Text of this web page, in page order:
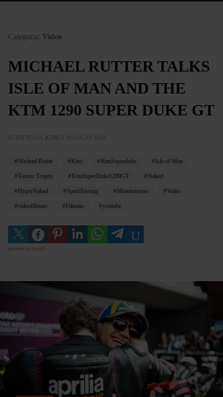
Categoria: Video
MICHAEL RUTTER TALKS
ISLE OF MAN AND THE
KTM 1290 SUPER DUKE GT
SCRITTO DA KTM 11 MAGGIO 2019
Michael Rutter Ktm KtmSuperduke Isle of Man
Tourist Trophy KtmSuperDuke1290GT Naked
HyperNaked SportTouring Mototurismo Video
videofilmato Filmato youtube
powered by social2s